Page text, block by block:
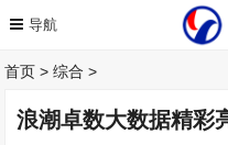
首页 >综合 >
浪潮卓数大数据精彩